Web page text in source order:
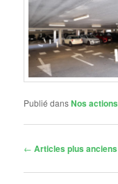
Publié dansNos actions
Navigation
articles
← Articles plus anciens